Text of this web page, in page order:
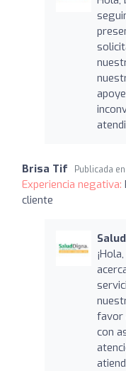
Brisa Tif Publicada en
Experiencia negativa:
cliente
favor
con